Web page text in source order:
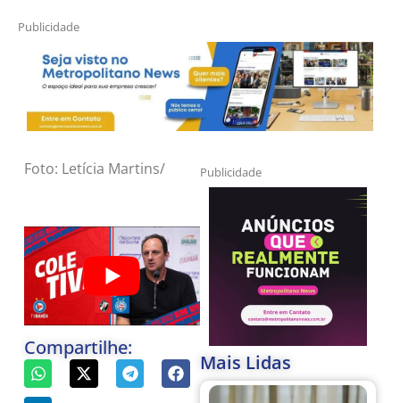
Publicidade
Foto: Letícia Martins/
Compartilhe:
Publicidade
Mais Lidas